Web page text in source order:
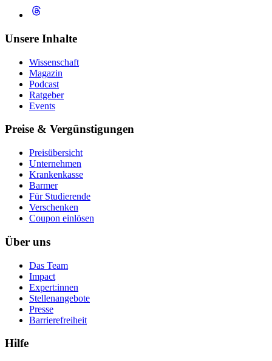
Unsere Inhalte
Wissenschaft
Magazin
Podcast
Ratgeber
Events
Preise & Vergünstigungen
Preisübersicht
Unternehmen
Krankenkasse
Barmer
Für Studierende
Ver­schen­ken
Coupon einlösen
Über uns
Das Team
Impact
Expert:innen
Stellenangebote
Presse
Barrierefreiheit
Hilfe